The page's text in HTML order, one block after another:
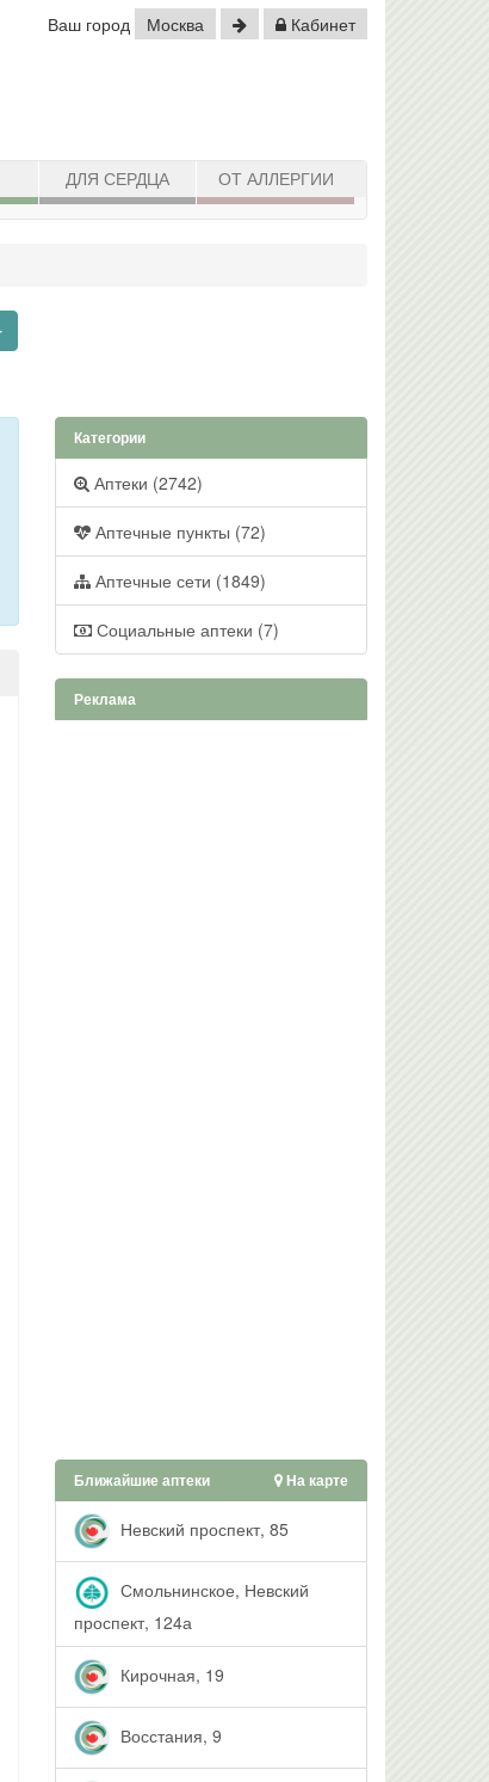
Ваш город Москва Кабинет
ДЛЯ СЕРДЦА ОТ АЛЛЕРГИИ
Toggle Dropdown
Категории
Аптеки (2742)
Аптечные пункты (72)
Аптечные сети (1849)
Социальные аптеки (7)
Реклама
Ближайшие аптеки На карте
Невский проспект, 85
Смольнинское, Невский
проспект, 124а
Кирочная, 19
Восстания, 9